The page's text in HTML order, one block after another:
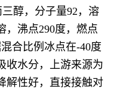
醇，分子量92，溶
，沸点290度，燃点
合比例冰点在-40度
收水分，上游来源为
解性好，直接接触对